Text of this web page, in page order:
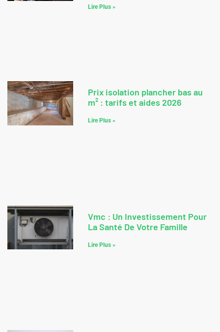
Lire Plus »
Prix isolation plancher bas au
m² : tarifs et aides 2026
Lire Plus »
Vmc : Un Investissement Pour
La Santé De Votre Famille
Lire Plus »